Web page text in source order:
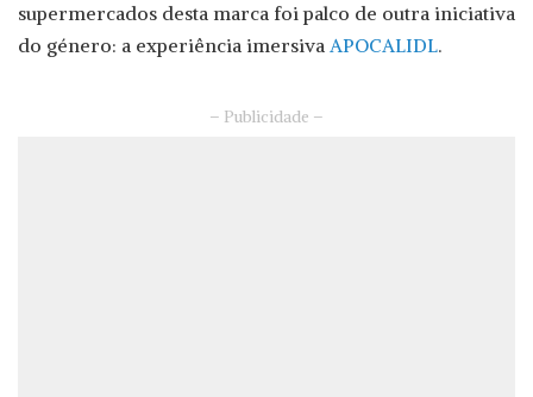
supermercados desta marca foi palco de outra iniciativa
do género: a experiência imersiva APOCALIDL.
– Publicidade –